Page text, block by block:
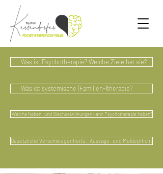
Was ist Psychotherapie? Welche Ziele hat sie?
Was ist systemische (Familien-)therapie?
Welche Neben- und Wechselwirkungen kann Psychotherapie haben?
Gesetzliche Verschwiegenheits-, Aussage- und Meldepflicht